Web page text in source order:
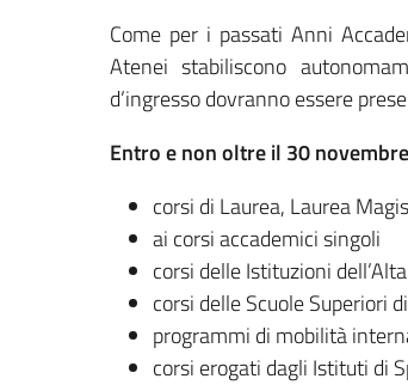
Come per i passati Anni
Atenei stabiliscono
d’ingresso dovranno essere
Entro e non oltre il 30
corsi di Laurea, Laurea
ai corsi accademici singoli
corsi delle Istituzioni
corsi delle Scuole Superiori
programmi di mobilità
corsi erogati dagli Istituti di